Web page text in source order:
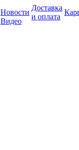
Новости
Видео
Доставка
и оплата